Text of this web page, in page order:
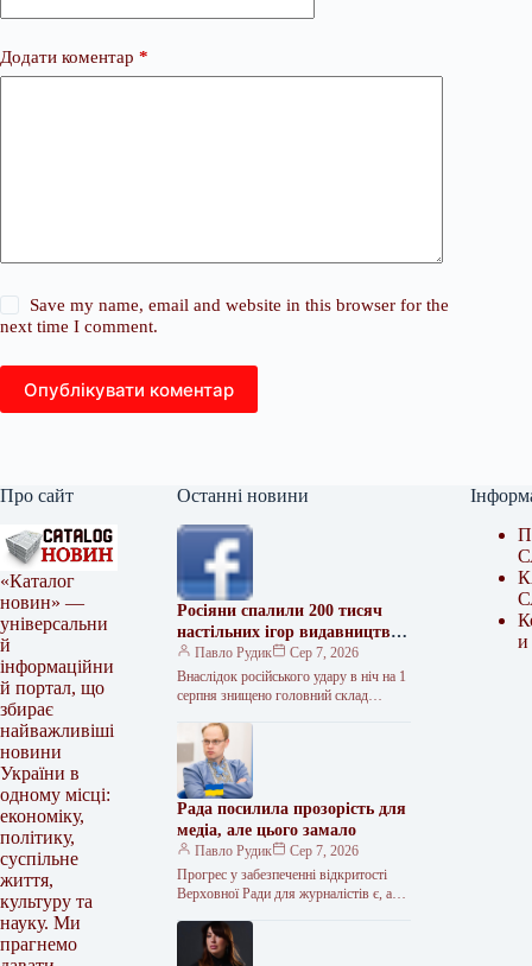
Додати коментар *
Save my name, email and website in this browser for the
next time I comment.
Опублікувати коментар
Про сайт
«Каталог
новин» —
універсальни
й
інформаційни
й портал, що
збирає
найважливіші
новини
України в
одному місці:
економіку,
політику,
суспільне
життя,
культуру та
науку. Ми
прагнемо
Останні новини
Росіяни спалили 200 тисяч
настільних ігор видавництва
Rozum
Павло Рудик
Сер 7, 2026
Внаслідок російського удару в ніч на 1
серпня знищено головний склад
зберігалися понад 200 тисяч…
Рада посилила прозорість для
медіа, але цього замало
Павло Рудик
Сер 7, 2026
Прогрес у забезпеченні відкритості
Верховної Ради для журналістів є, але
контролювати рішення влади. І будуть.
Доступ…
и